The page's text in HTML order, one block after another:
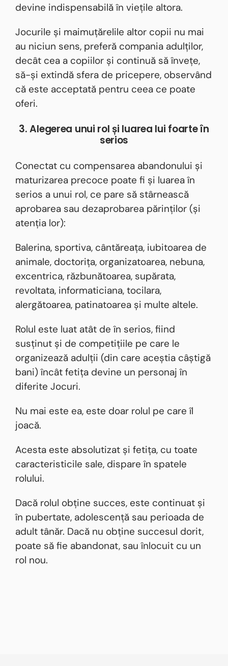
devine indispensabilă în viețile altora.
Jocurile și maimuțărelile altor copii nu mai
au niciun sens, preferă compania adulților,
decât cea a copiilor și continuă să învețe,
să-și extindă sfera de pricepere, observând
că este acceptată pentru ceea ce poate
oferi.
3. Alegerea unui rol și luarea lui foarte în
serios
Conectat cu compensarea abandonului și
maturizarea precoce poate fi și luarea în
serios a unui rol, ce pare să stârnească
aprobarea sau dezaprobarea părinților (și
atenția lor):
Balerina, sportiva, cântăreața, iubitoarea de
animale, doctorița, organizatoarea, nebuna,
excentrica, răzbunătoarea, supărata,
revoltata, informaticiana, tocilara,
alergătoarea, patinatoarea și multe altele.
Rolul este luat atât de în serios, fiind
susținut și de competițiile pe care le
organizează adulții (din care aceștia câștigă
bani) încât fetița devine un personaj în
diferite Jocuri.
Nu mai este ea, este doar rolul pe care îl
joacă.
Acesta este absolutizat și fetița, cu toate
caracteristicile sale, dispare în spatele
rolului.
Dacă rolul obține succes, este continuat și
în pubertate, adolescență sau perioada de
adult tânăr. Dacă nu obține succesul dorit,
poate să fie abandonat, sau înlocuit cu un
rol nou.